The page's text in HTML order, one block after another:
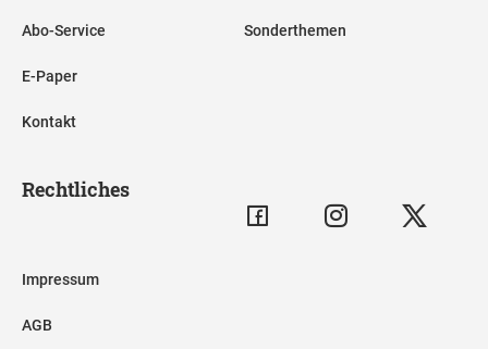
Abo-Service
E-Paper
Kontakt
Sonderthemen
Rechtliches
Impressum
AGB